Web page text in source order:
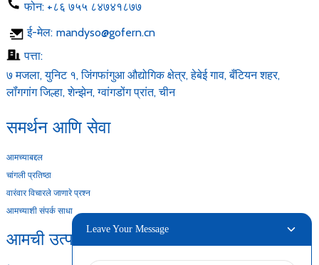
फोन: +८६ ७५५ ८४७४१८७७
ई-मेल: mandyso@gofern.cn
पत्ता:
७ मजला, युनिट १, जिंगफांगुआ औद्योगिक क्षेत्र, हेबेई गाव, बँटियन शहर,
लॉंगगांग जिल्हा, शेन्झेन, ग्वांगडोंग प्रांत, चीन
समर्थन आणि सेवा
आमच्याबद्दल
चांगली प्रतिष्ठा
वारंवार विचारले जाणारे प्रश्न
आमच्याशी संपर्क साधा
आमची उत्पादने
Leave Your Message